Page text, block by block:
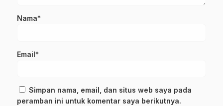
Nama*
Email*
Simpan nama, email, dan situs web saya pada
peramban ini untuk komentar saya berikutnya.